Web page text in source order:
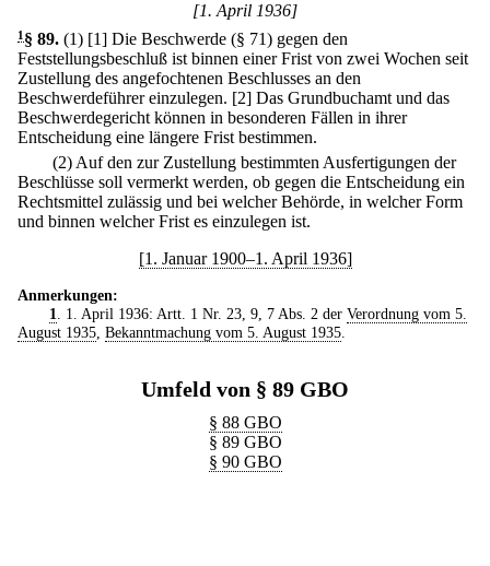
[1. April 1936]
1 § 89. (1) [1] Die Beschwerde (§ 71) gegen den
Feststellungsbeschluß ist binnen einer Frist von zwei Wochen seit
Zustellung des angefochtenen Beschlusses an den
Beschwerdeführer einzulegen. [2] Das Grundbuchamt und das
Beschwerdegericht können in besonderen Fällen in ihrer
Entscheidung eine längere Frist bestimmen.
(2) Auf den zur Zustellung bestimmten Ausfertigungen der
Beschlüsse soll vermerkt werden, ob gegen die Entscheidung ein
Rechtsmittel zulässig und bei welcher Behörde, in welcher Form
und binnen welcher Frist es einzulegen ist.
[1. Januar 1900–1. April 1936]
Anmerkungen:
1. 1. April 1936: Artt. 1 Nr. 23, 9, 7 Abs. 2 der Verordnung vom 5.
August 1935, Bekanntmachung vom 5. August 1935.
Umfeld von § 89 GBO
§ 88 GBO
§ 89 GBO
§ 90 GBO